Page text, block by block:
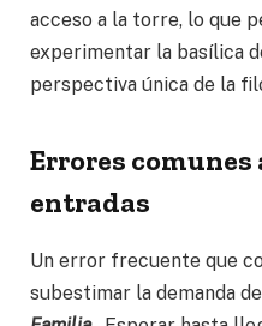
acceso a la torre, lo que
experimentar la basílica
perspectiva única de la
Errores
entradas
Un error frecuente que
subestimar la demanda de